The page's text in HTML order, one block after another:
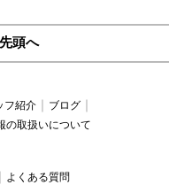
頭へ
フ紹介
ブログ
の取扱いについて
よくある質問